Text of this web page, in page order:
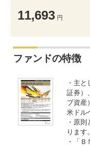
11,693 円
ファンドの特徴
・主
証券）
ブ資産
米ドル
・原
ります。
・「